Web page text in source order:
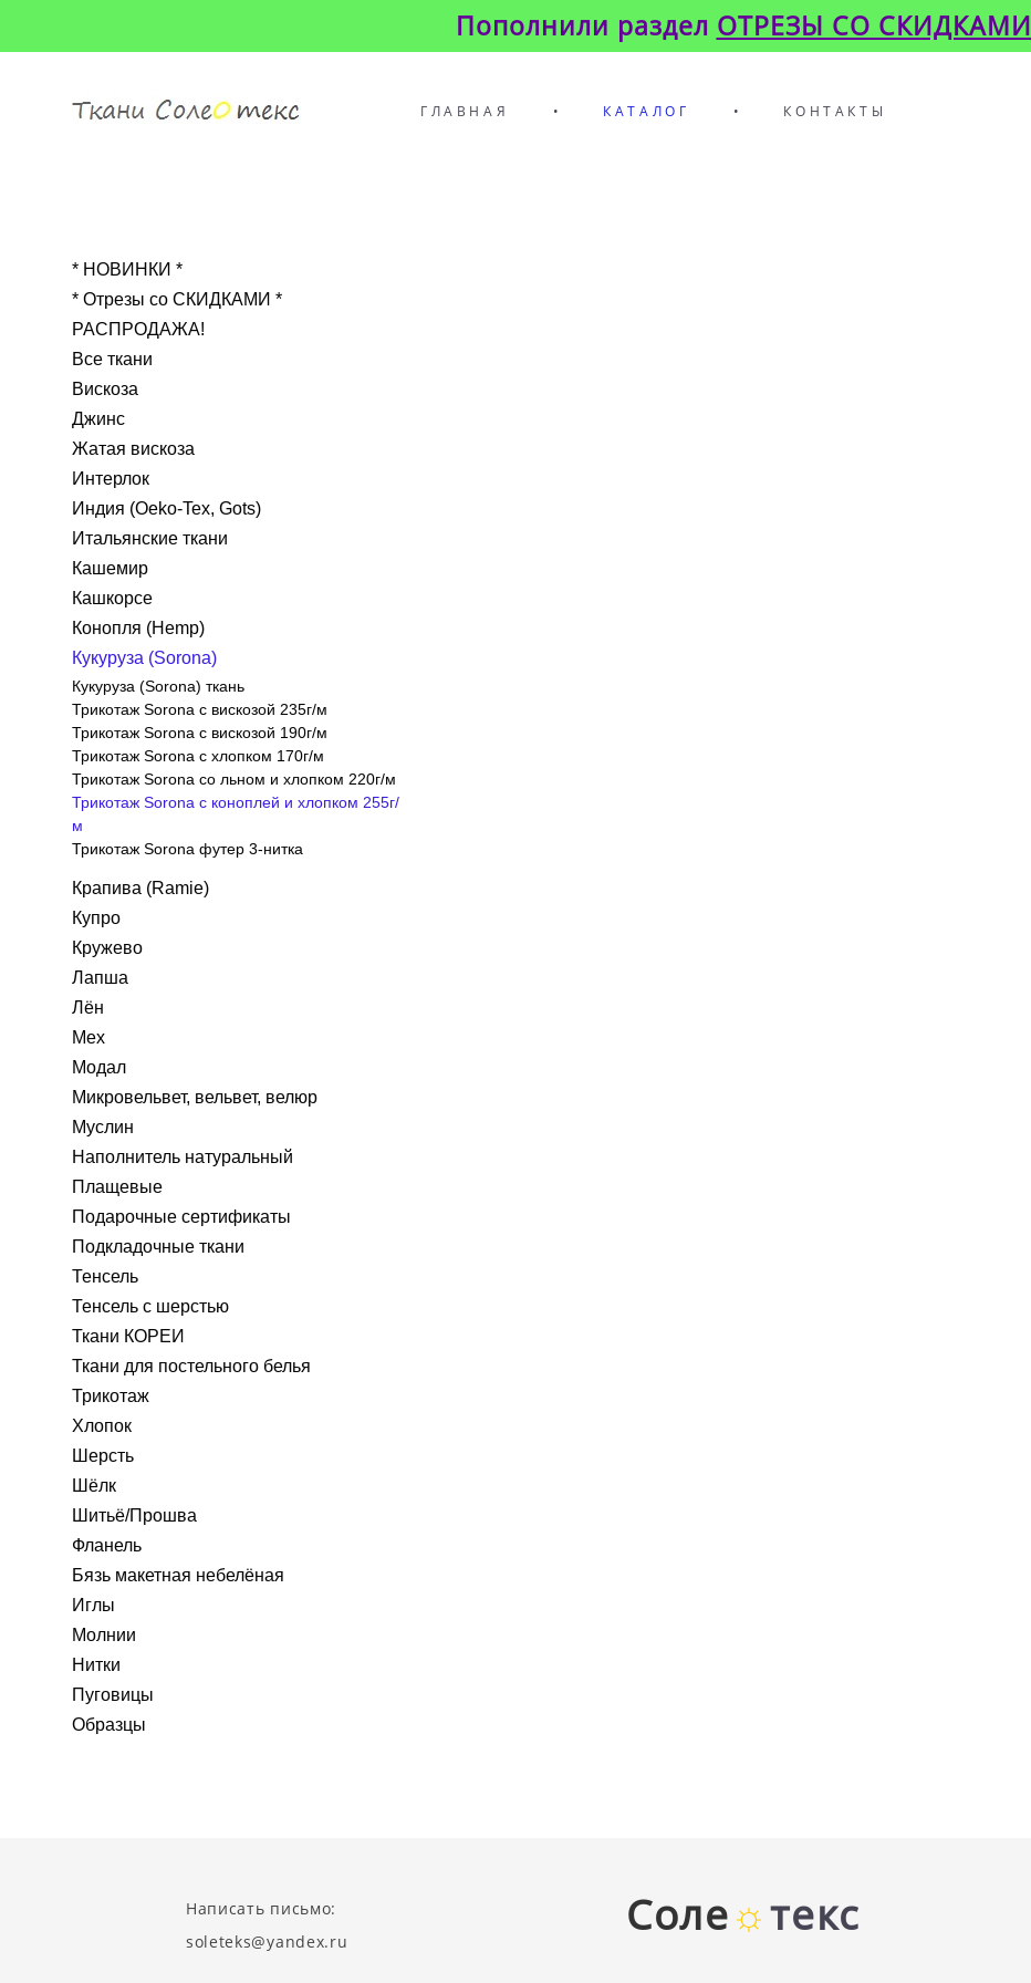
Пополнили раздел ОТРЕЗЫ СО СКИДКАМИ
ГЛАВНАЯ • КАТАЛОГ • КОНТАКТЫ
* НОВИНКИ *
* Отрезы со СКИДКАМИ *
РАСПРОДАЖА!
Все ткани
Вискоза
Джинс
Жатая вискоза
Интерлок
Индия (Oeko-Tex, Gots)
Итальянские ткани
Кашемир
Кашкорсе
Конопля (Hemp)
Кукуруза (Sorona)
Кукуруза (Sorona) ткань
Трикотаж Sorona с вискозой 235г/м
Трикотаж Sorona с вискозой 190г/м
Трикотаж Sorona с хлопком 170г/м
Трикотаж Sorona со льном и хлопком 220г/м
Трикотаж Sorona с коноплей и хлопком 255г/
м
Трикотаж Sorona футер 3-нитка
Крапива (Ramie)
Купро
Кружево
Лапша
Лён
Мех
Модал
Микровельвет, вельвет, велюр
Муслин
Наполнитель натуральный
Плащевые
Подарочные сертификаты
Подкладочные ткани
Тенсель
Тенсель с шерстью
Ткани КОРЕИ
Ткани для постельного белья
Трикотаж
Хлопок
Шерсть
Шёлк
Шитьё/Прошва
Фланель
Бязь макетная небелёная
Иглы
Молнии
Нитки
Пуговицы
Образцы
Написать письмо:
soleteks@yandex.ru
Соле☼текс